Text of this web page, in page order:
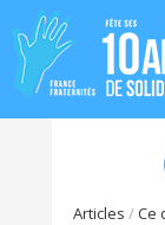
Articles /Ce